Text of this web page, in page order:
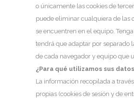
o únicamente las cookies de
puede eliminar cualquiera de las
se encuentren en el equipo.
tendrá que adaptar por separado
de cada navegador y equipo que
¿Para qué utilizamos sus
La información recopilada a
propias (cookies de sesión y de